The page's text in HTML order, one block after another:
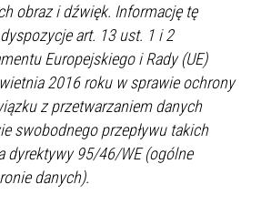
obraz i dźwięk. Informację tę
art. 13 ust. 1 i 2
Europejskiego i Rady (UE)
2016 roku w sprawie ochrony
z przetwarzaniem danych
swobodnego przepływu takich
dyrektywy 95/46/WE (ogólne
danych).